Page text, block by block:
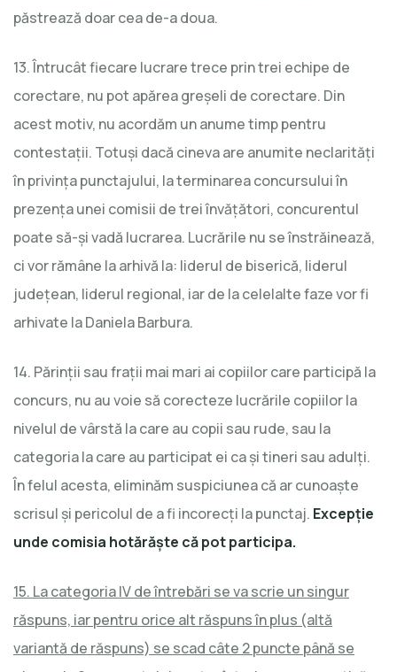
păstrează doar cea de-a doua.
13. Întrucât fiecare lucrare trece prin trei echipe de
corectare, nu pot apărea greşeli de corectare. Din
acest motiv, nu acordăm un anume timp pentru
contestaţii. Totuşi dacă cineva are anumite neclarităţi
în privinţa punctajului, la terminarea concursului în
prezenţa unei comisii de trei învăţători, concurentul
poate să-şi vadă lucrarea. Lucrările nu se înstrăinează,
ci vor rămâne la arhivă la: liderul de biserică, liderul
judeţean, liderul regional, iar de la celelalte faze vor fi
arhivate la Daniela Barbura.
14. Părinţii sau fraţii mai mari ai copiilor care participă la
concurs, nu au voie să corecteze lucrările copiilor la
nivelul de vârstă la care au copii sau rude, sau la
categoria la care au participat ei ca şi tineri sau adulţi.
În felul acesta, eliminăm suspiciunea că ar cunoaşte
scrisul şi pericolul de a fi incorecţi la punctaj. Excepție
unde comisia hotărăște că pot participa.
15. La categoria IV de întrebări se va scrie un singur
răspuns, iar pentru orice alt răspuns în plus (altă
variantă de răspuns) se scad câte 2 puncte până se